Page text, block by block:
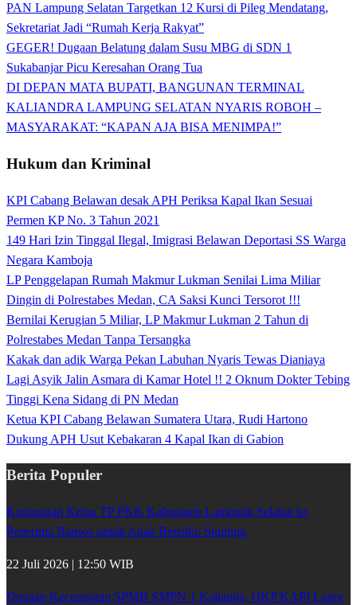
PAN Lampung Selatan Targetkan 12 Kursi di Pileg Mendatang,
Sekretariat Jadi “Rumah Kerja Rakyat”
GEGER! Dugaan Belatung dalam Susu MBG di SDN 1
Sukabanjar Picu Keresahan Orang Tua
DI DEPAN MATA BUPATI, BANGUNAN TERMINAL
KALIANDRA LAMPUNG SELATAN NYARIS ROBOH –
MASYARAKAT: “KAPAN AJA BISA MENIMPA!”
Hukum dan Kriminal
KPI Cabang Belawan desak APH Periksa Kapal Ikan Sesuai
Permen KP No. 3 Tahun 2021
149 Hari Izin Tinggal Ilegal, Imigrasi Belawan Deportasi SS Warga
Negara Kamboja
LP Penggelapan Rumah Makmur Lukman Senilai Lima Miliar
Dingin di Polrestabes Medan, CA Saksi Kunci Tersorot !!!
Bernilai Kerugian 5 Miliar, LP Makmur Lukman 2 Tahun di
Polrestabes Medan Tanpa Tersangka
Kakak dan adik Warga Pekan Labuhan Nyaris Tewas Dianiaya
Lagi Asyik Jalin Asmara di Kamar Hotel !! 2 Oknum Dokter Tebing
Tinggi Kena Sidang di PN Medan
Ketua KPI Cabang Belawan Sumatera Utara, Rudi Hartono
Dukung APH Usut Kebakaran 4 Kapal Ikan di Gabion
Berita Populer
Kunjungan Ketua TP PKK Kabupaten Lampung Selatan ke
Penerima Bansos untuk Anak Berisiko Stunting
22 Juli 2026 | 12:50 WIB
Dugaan Kecurangan SPMB SMPN 1 Kalianda, OKP KAPI Lapor